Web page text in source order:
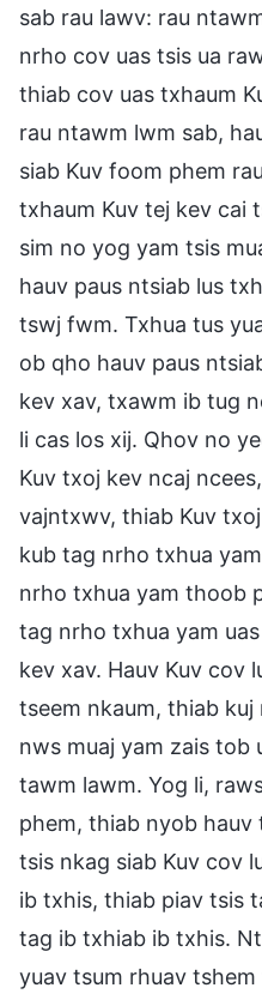
sab rau lawv: rau
nrho cov uas tsis ua
thiab cov uas txhaum
rau ntawm lwm sab,
siab Kuv foom phem
txhaum Kuv tej kev cai
sim no yog yam tsis
hauv paus ntsiab lus
tswj fwm. Txhua tus
ob qho hauv paus
kev xav, txawm ib tug
li cas los xij. Qhov no
Kuv txoj kev ncaj
vajntxwv, thiab Kuv
kub tag nrho txhua
nrho txhua yam thoob
tag nrho txhua yam
kev xav. Hauv Kuv cov
tseem nkaum, thiab kuj
nws muaj yam zais tob
tawm lawm. Yog li,
phem, thiab nyob hauv
tsis nkag siab Kuv cov
ib txhis, thiab piav tsis
tag ib txhiab ib txhis.
yuav tsum rhuav